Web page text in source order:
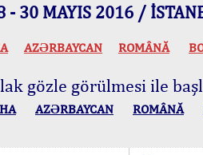
30 MAYIS 2016 /
AZӘRBAYCAN ROMÂNĂ
gözle görülmesi ile
AZӘRBAYCAN ROMÂNĂ